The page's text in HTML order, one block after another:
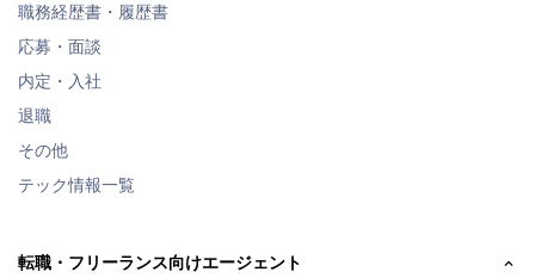
職務経歴書・履歴書
応募・面談
内定・入社
退職
その他
テック情報一覧
転職・フリーランス向けエージェント